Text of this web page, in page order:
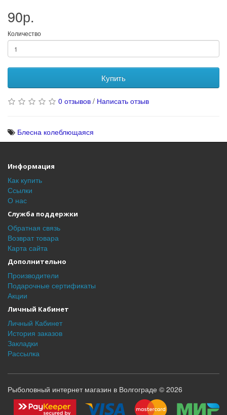
90р.
Количество
Купить
0 отзывов / Написать отзыв
Блесна колеблющаяся
Информация
Как купить
Ссылки
О нас
Служба поддержки
Обратная связь
Возврат товара
Карта сайта
Дополнительно
Производители
Подарочные сертификаты
Акции
Личный Кабинет
Личный Кабинет
История заказов
Закладки
Рассылка
Рыболовный интернет магазин в Волгограде © 2026